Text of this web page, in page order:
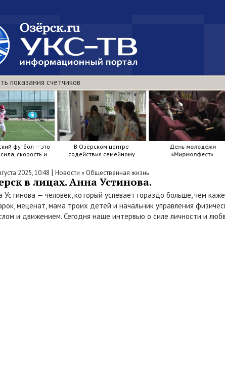
показания счетчиков
футбол — это
скорость и
В Озёрском центре
содействия семейному
День молодёжи
«Мирмолфест».
2025, 10:48 | Новости » Общественная жизнь
в лицах. Анна Устинова.
Устинова — человек, который успевает гораздо больше, чем
меценат, мама троих детей и начальник управления
и движением. Сегодня наше интервью о силе личности и